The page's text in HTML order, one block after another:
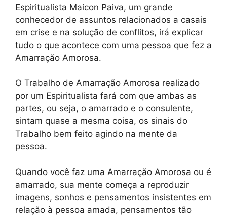
Espiritualista Maicon Paiva, um grande
conhecedor de assuntos relacionados a casais
em crise e na solução de conflitos, irá explicar
tudo o que acontece com uma pessoa que fez a
Amarração Amorosa.
O Trabalho de Amarração Amorosa realizado
por um Espiritualista fará com que ambas as
partes, ou seja, o amarrado e o consulente,
sintam quase a mesma coisa, os sinais do
Trabalho bem feito agindo na mente da
pessoa.
Quando você faz uma Amarração Amorosa ou é
amarrado, sua mente começa a reproduzir
imagens, sonhos e pensamentos insistentes em
relação à pessoa amada, pensamentos tão